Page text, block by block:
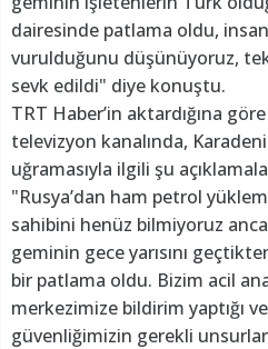
dairesinde patlama oldu,
vurulduğunu düşünüyoruz,
sevk edildi" diye konuştu.
TRT Haber’in aktardığına
televizyon kanalında,
uğramasıyla ilgili şu
"Rusya’dan ham petrol
sahibini henüz bilmiyoruz
geminin gece yarısını
bir patlama oldu. Bizim acil
merkezimize bildirim yaptığı
güvenliğimizin gerekli